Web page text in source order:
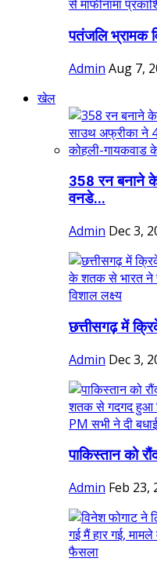
पतंजलि भ्रामक
Admin Aug 7,
खेल
358 रन बनाने
वनडे...
Admin Dec 3,
छत्तीसगढ़ में
Admin Dec 3,
पाकिस्तान को
Admin Feb 23,